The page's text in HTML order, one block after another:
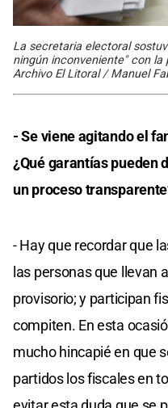
La secretaria electoral
ningún inconveniente" con la
Archivo El Litoral / Manuel
- Se viene agitando el
¿Qué garantías pueden
un proceso
- Hay que recordar que
las personas que llevan
provisorio; y participan
compiten. En esta
mucho hincapié en que
partidos los fiscales en